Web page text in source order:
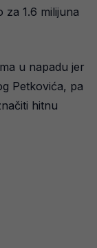
za 1.6 milijuna
u napadu jer
Petkovića, pa
hitnu